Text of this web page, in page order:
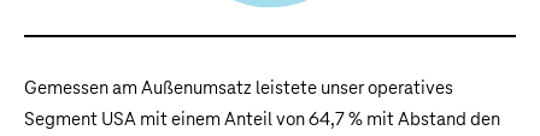
Gemessen am Außenumsatz leistete unser operatives
Segment USA mit einem Anteil von 64,7 % mit Abstand den